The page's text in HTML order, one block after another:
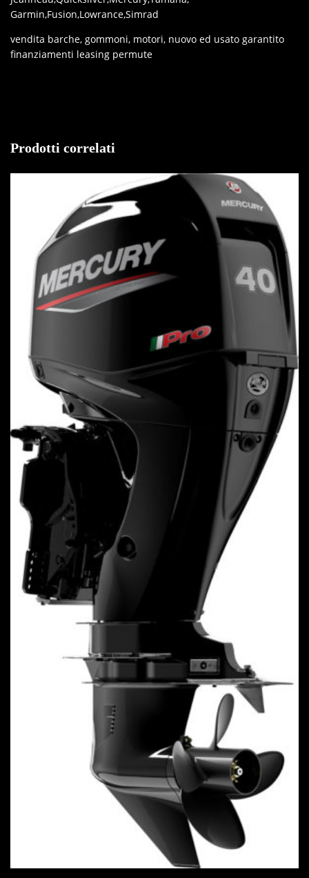
Garmin,Fusion,Lowrance,Simrad
vendita barche, gommoni, motori, nuovo ed usato garantito
finanziamenti leasing permute
Prodotti correlati